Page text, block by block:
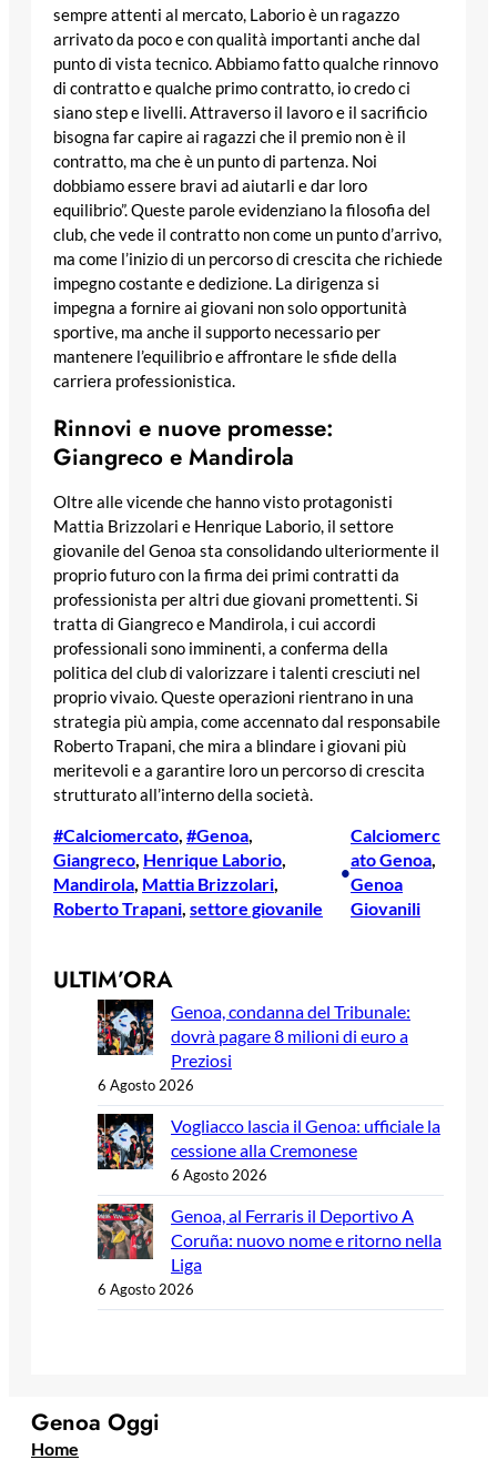
sempre attenti al mercato, Laborio è un ragazzo
arrivato da poco e con qualità importanti anche dal
punto di vista tecnico. Abbiamo fatto qualche rinnovo
di contratto e qualche primo contratto, io credo ci
siano step e livelli. Attraverso il lavoro e il sacrificio
bisogna far capire ai ragazzi che il premio non è il
contratto, ma che è un punto di partenza. Noi
dobbiamo essere bravi ad aiutarli e dar loro
equilibrio”. Queste parole evidenziano la filosofia del
club, che vede il contratto non come un punto d’arrivo,
ma come l’inizio di un percorso di crescita che richiede
impegno costante e dedizione. La dirigenza si
impegna a fornire ai giovani non solo opportunità
sportive, ma anche il supporto necessario per
mantenere l’equilibrio e affrontare le sfide della
carriera professionistica.
Rinnovi e nuove promesse:
Giangreco e Mandirola
Oltre alle vicende che hanno visto protagonisti
Mattia Brizzolari e Henrique Laborio, il settore
giovanile del Genoa sta consolidando ulteriormente il
proprio futuro con la firma dei primi contratti da
professionista per altri due giovani promettenti. Si
tratta di Giangreco e Mandirola, i cui accordi
professionali sono imminenti, a conferma della
politica del club di valorizzare i talenti cresciuti nel
proprio vivaio. Queste operazioni rientrano in una
strategia più ampia, come accennato dal responsabile
Roberto Trapani, che mira a blindare i giovani più
meritevoli e a garantire loro un percorso di crescita
strutturato all’interno della società.
#Calciomercato, #Genoa
Giangreco, Henrique Laborio
Mandirola, Mattia Brizzolari
Roberto Trapani, settore giovanile
•
Calciomerc
ato Genoa
Genoa
Giovanili
ULTIM’ORA
Genoa, condanna del Tribunale:
dovrà pagare 8 milioni di euro a
Preziosi
6 Agosto 2026
Vogliacco lascia il Genoa: ufficiale la
cessione alla Cremonese
6 Agosto 2026
Genoa, al Ferraris il Deportivo A
Coruña: nuovo nome e ritorno nella
Liga
6 Agosto 2026
Genoa Oggi
Home